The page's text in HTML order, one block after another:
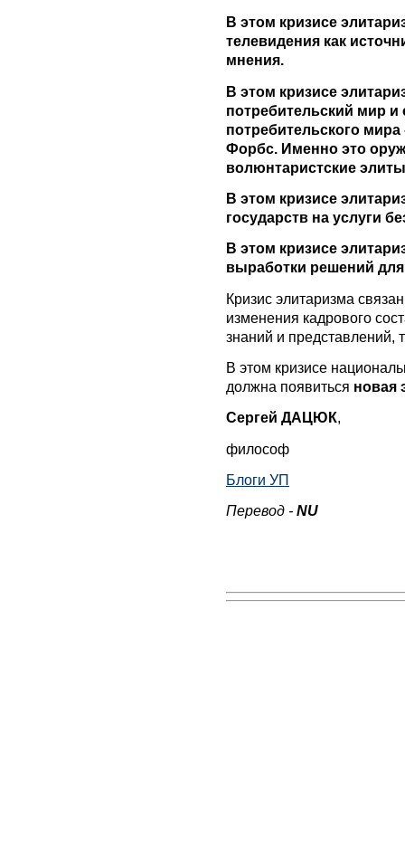
В этом кризисе
телевидения как
мнения.
В этом кризисе
потребительский мир
потребительского
Форбс. Именно это
волюнтаристские
В этом кризисе
государств на услуги
В этом кризисе
выработки решений для
Кризис элитаризма
изменения кадрового
знаний и представлений,
В этом кризисе
должна появиться новая
Сергей ДАЦЮК,
философ
Блоги УП
Перевод - NU